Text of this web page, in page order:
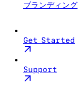
ブランディング
Get Started
Support